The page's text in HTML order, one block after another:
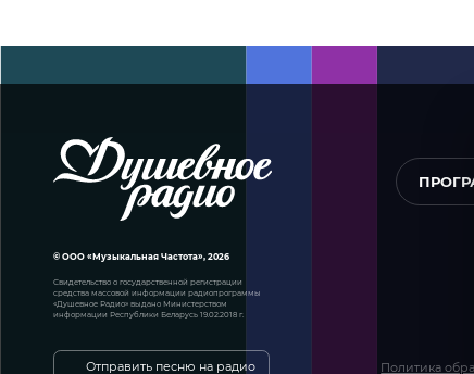
© ООО «Музыкальная Частота», 2026
Свидетельство о государственной регистрации
средства массовой информации радиопрограммы
«Душевное Радио» выдано Министерством
информации Республики Беларусь 19.02.2018 г.
Отправить песню на радио Политика